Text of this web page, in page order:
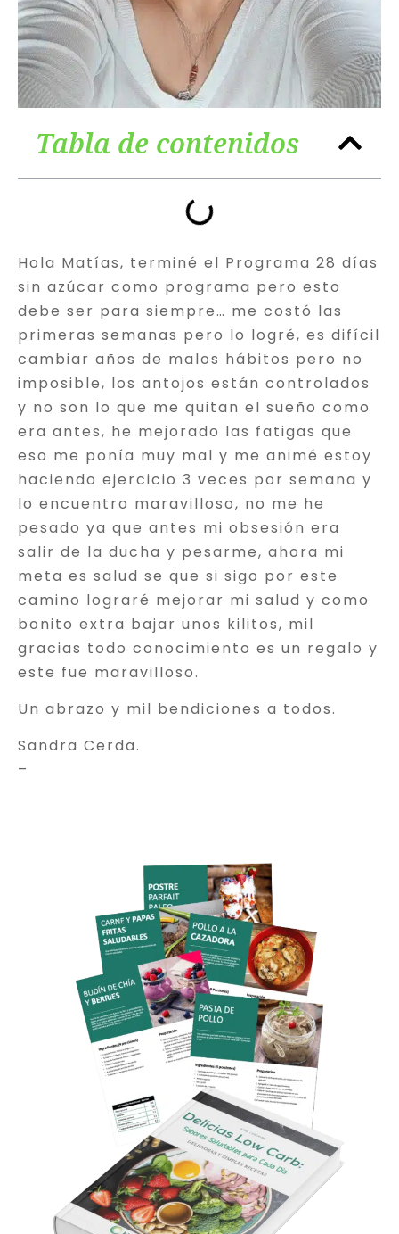
Tabla de contenidos
Hola Matías, terminé el Programa 28 días
sin azúcar como programa pero esto
debe ser para siempre… me costó las
primeras semanas pero lo logré, es difícil
cambiar años de malos hábitos pero no
imposible, los antojos están controlados
y no son lo que me quitan el sueño como
era antes, he mejorado las fatigas que
eso me ponía muy mal y me animé estoy
haciendo ejercicio 3 veces por semana y
lo encuentro maravilloso, no me he
pesado ya que antes mi obsesión era
salir de la ducha y pesarme, ahora mi
meta es salud se que si sigo por este
camino lograré mejorar mi salud y como
bonito extra bajar unos kilitos, mil
gracias todo conocimiento es un regalo y
este fue maravilloso.
Un abrazo y mil bendiciones a todos.
Sandra Cerda.
–